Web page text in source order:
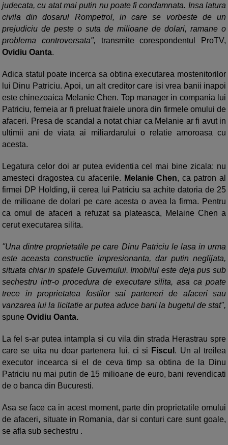
judecata, cu atat mai putin nu poate fi condamnata. Insa latura
civila din dosarul Rompetrol, in care se vorbeste de un
prejudiciu de peste o suta de milioane de dolari, ramane o
problema controversata", transmite corespondentul ProTV,
Ovidiu Oanta.
Adica statul poate incerca sa obtina executarea mostenitorilor
lui Dinu Patriciu. Apoi, un alt creditor care isi vrea banii inapoi
este chinezoaica Melanie Chen. Top manager in compania lui
Patriciu, femeia ar fi preluat fraiele unora din firmele omului de
afaceri. Presa de scandal a notat chiar ca Melanie ar fi avut in
ultimii ani de viata ai miliardarului o relatie amoroasa cu
acesta.
Legatura celor doi ar putea evidentia cel mai bine zicala: nu
amesteci dragostea cu afacerile. Melanie Chen, ca patron al
firmei DP Holding, ii cerea lui Patriciu sa achite datoria de 25
de milioane de dolari pe care acesta o avea la firma. Pentru
ca omul de afaceri a refuzat sa plateasca, Melaine Chen a
cerut executarea silita.
''Una dintre proprietatile pe care Dinu Patriciu le lasa in urma
este aceasta constructie impresionanta, dar putin neglijata,
situata chiar in spatele Guvernului. Imobilul este deja pus sub
sechestru intr-o procedura de executare silita, asa ca poate
trece in proprietatea fostilor sai parteneri de afaceri sau
vanzarea lui la licitatie ar putea aduce bani la bugetul de stat",
spune Ovidiu Oanta.
La fel s-ar putea intampla si cu vila din strada Herastrau spre
care se uita nu doar partenera lui, ci si Fiscul . Un al treilea
executor incearca si el de ceva timp sa obtina de la Dinu
Patriciu nu mai putin de 15 milioane de euro, bani revendicati
de o banca din Bucuresti.
Asa se face ca in acest moment, parte din proprietatile omului
de afaceri, situate in Romania, dar si conturi care sunt goale,
se afla sub sechestru .